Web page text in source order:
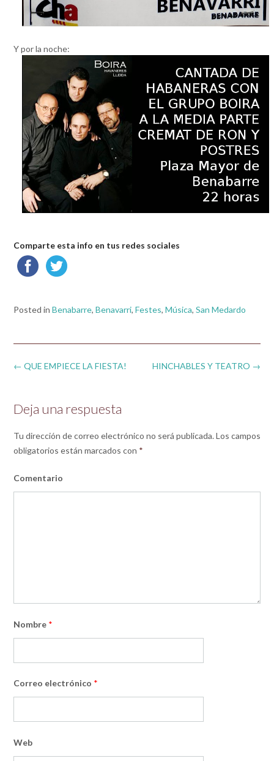
Y por la noche:
Comparte esta info en tus redes sociales
Posted in Benabarre, Benavarri, Festes, Música, San Medardo
Post
HINCHABLES Y TEATRO →
← QUE EMPIECE LA FIESTA!
Deja una respuesta
Tu dirección de correo electrónico no será publicada. Los campos
obligatorios están marcados con *
Comentario
Nombre *
Correo electrónico *
Web